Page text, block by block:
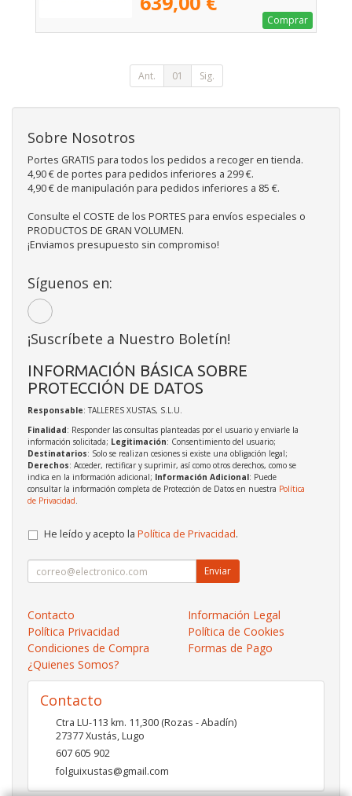
Comprar
Ant. 01 Sig.
Sobre Nosotros
Portes GRATIS para todos los pedidos a recoger en tienda.
4,90 € de portes para pedidos inferiores a 299 €.
4,90 € de manipulación para pedidos inferiores a 85 €.
Consulte el COSTE de los PORTES para envíos especiales o
PRODUCTOS DE GRAN VOLUMEN.
¡Enviamos presupuesto sin compromiso!
Síguenos en:
¡Suscríbete a Nuestro Boletín!
INFORMACIÓN BÁSICA SOBRE
PROTECCIÓN DE DATOS
Responsable: TALLERES XUSTAS, S.L.U.
Finalidad: Responder las consultas planteadas por el usuario y enviarle la
información solicitada; Legitimación: Consentimiento del usuario;
Destinatarios: Solo se realizan cesiones si existe una obligación legal;
Derechos: Acceder, rectificar y suprimir, así como otros derechos, como se
indica en la información adicional; Información Adicional: Puede
consultar la información completa de Protección de Datos en nuestra Política
de Privacidad.
He leído y acepto la Política de Privacidad.
Enviar
Contacto
Información Legal
Política Privacidad
Política de Cookies
Condiciones de Compra
Formas de Pago
¿Quienes Somos?
Contacto
Ctra LU-113 km. 11,300 (Rozas - Abadín)
27377Xustás,Lugo
607 605 902
folguixustas@gmail.com